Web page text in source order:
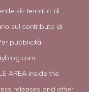
siti tematici di
sul contributo di
pubblicità,
AREA inside the
releases and other